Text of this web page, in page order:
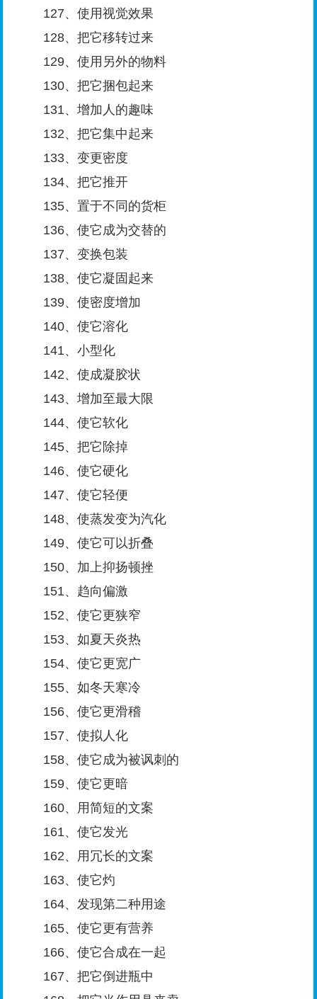
127、使用视觉效果
128、把它移转过来
129、使用另外的物料
130、把它捆包起来
131、增加人的趣味
132、把它集中起来
133、变更密度
134、把它推开
135、置于不同的货柜
136、使它成为交替的
137、变换包装
138、使它凝固起来
139、使密度增加
140、使它溶化
141、小型化
142、使成凝胶状
143、增加至最大限
144、使它软化
145、把它除掉
146、使它硬化
147、使它轻便
148、使蒸发变为汽化
149、使它可以折叠
150、加上抑扬顿挫
151、趋向偏激
152、使它更狭窄
153、如夏天炎热
154、使它更宽广
155、如冬天寒冷
156、使它更滑稽
157、使拟人化
158、使它成为被讽刺的
159、使它更暗
160、用简短的文案
161、使它发光
162、用冗长的文案
163、使它灼
164、发现第二种用途
165、使它更有营养
166、使它合成在一起
167、把它倒进瓶中